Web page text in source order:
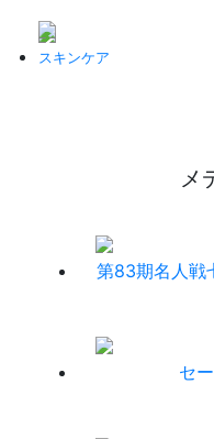
スキンケア
メ
第83期名人戦
セ